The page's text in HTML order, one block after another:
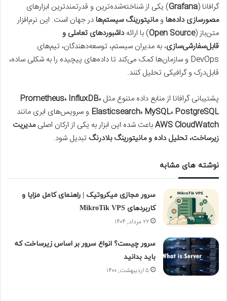
گرافانا (Grafana) یکی از شناخته‌شده‌ترین و قدرتمندترین ابزارهای
مصورسازی داده‌ها ومانیتورینگ سیستم‌هادر جهان است. این نرم‌افزار
متن‌باز (Open Source) با ارائهداشبوردهای تعاملی و
قابل‌سفارشی‌سازی، به مدیران سیستم، توسعه‌دهندگان، تیم‌های
DevOps و سازمان‌ها کمک می‌کند تا داده‌های پیچیده را به شکلی ساده،
قابل‌درک و گرافیکی تحلیل کنند.
پشتیبانی گرافانا از منابع داده متنوع مثل Prometheus، InfluxDB،
Elasticsearch، MySQL، PostgreSQL و سرویس‌های ابری مانند
AWS CloudWatchباعث شده این ابزار به یکی از ارکان اصلیمدیریت
زیرساخت، تحلیل داده و مانیتورینگ بلادرنگ تبدیل شود.
نوشته های مشابه
سرور مجازی میکروتیک | راهنمای کامل مزایا و
کاربردهای MikroTik VPS
۲۲ مرداد, ۱۴۰۴
سرور چیست؟ انواع سرور بر اساس زیرساخت که
باید بدانید
۵ اردیبهشت, ۱۴۰۰